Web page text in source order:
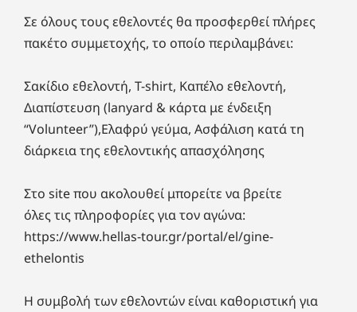
Σε όλους τους εθελοντές θα προσφερθεί πλήρες
πακέτο συμμετοχής, το οποίο περιλαμβάνει:
Σακίδιο εθελοντή, T-shirt, Καπέλο εθελοντή,
Διαπίστευση (lanyard & κάρτα με ένδειξη
“Volunteer”),Ελαφρύ γεύμα, Ασφάλιση κατά τη
διάρκεια της εθελοντικής απασχόλησης
Στο site που ακολουθεί μπορείτε να βρείτε
όλες τις πληροφορίες για τον αγώνα:
https://www.hellas-tour.gr/portal/el/gine-
ethelontis
Η συμβολή των εθελοντών είναι καθοριστική για